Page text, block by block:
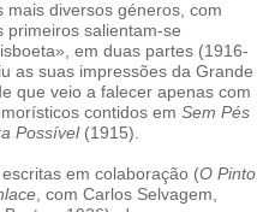
diversos géneros, com
primeiros salientam-se
em duas partes (1916-
as suas impressões da Grande
que veio a falecer apenas com
contidos em Sem Pés
Possível(1915).
em colaboração (O Pinto
, com Carlos Selvagem,